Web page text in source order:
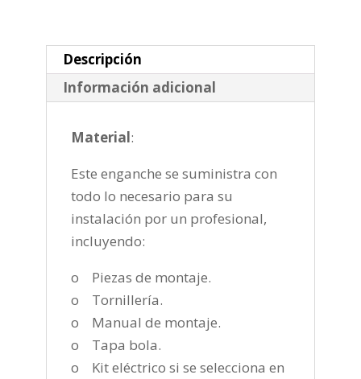
2022
cantidad
Descripción
Información adicional
Material:
Este enganche se suministra con
todo lo necesario para su
instalación por un profesional,
incluyendo:
o Piezas de montaje.
o Tornillería.
o Manual de montaje.
o Tapa bola.
o Kit eléctrico si se selecciona en